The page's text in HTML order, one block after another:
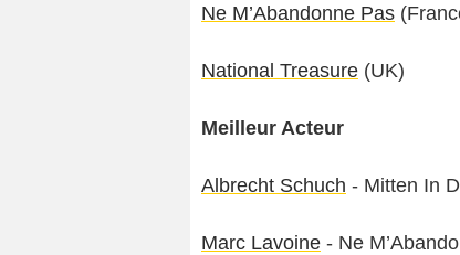
Ne M’Abandonne Pas
National Treasure (UK)
Meilleur Acteur
Albrecht Schuch - Mitten In
Marc Lavoine - Ne